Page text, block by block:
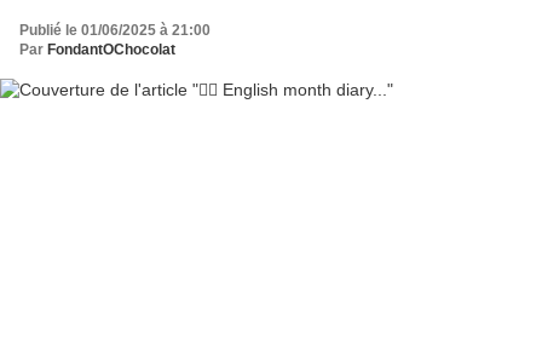
Publié le 01/06/2025 à 21:00
Par FondantOChocolat